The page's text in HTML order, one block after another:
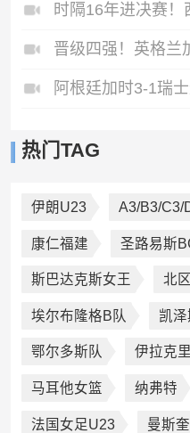
热门TAG
伊朗U23 A3/B3/C3/
康仁福建 圣路易斯
斯巴达克斯女王 北
埃尔布隆格B队 凯
鄂尔多斯队 伊拉克
马耳他女篮 纳弗特
法国女足U23 曼斯